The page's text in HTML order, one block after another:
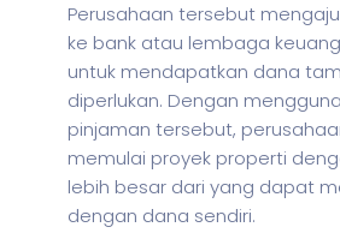
Perusahaan tersebut
ke bank atau lembaga
untuk mendapatkan dana
diperlukan. Dengan
pinjaman tersebut,
memulai proyek properti
lebih besar dari yang dapat
dengan dana sendiri.